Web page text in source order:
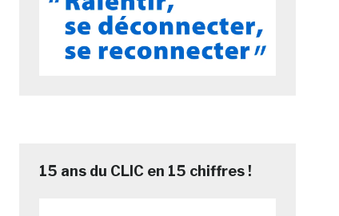
15 ans du CLIC en 15 chiffres !